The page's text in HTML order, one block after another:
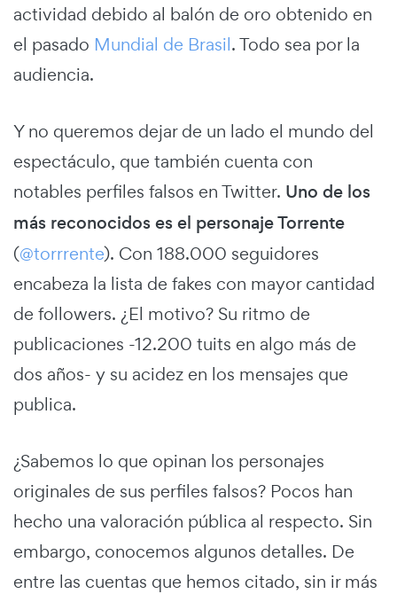
actividad debido al balón de oro obtenido en
el pasado Mundial de Brasil. Todo sea por la
audiencia.
Y no queremos dejar de un lado el mundo del
espectáculo, que también cuenta con
notables perfiles falsos en Twitter. Uno de los
más reconocidos es el personaje Torrente
(@torrrente). Con 188.000 seguidores
encabeza la lista de fakes con mayor cantidad
de followers. ¿El motivo? Su ritmo de
publicaciones -12.200 tuits en algo más de
dos años- y su acidez en los mensajes que
publica.
¿Sabemos lo que opinan los personajes
originales de sus perfiles falsos? Pocos han
hecho una valoración pública al respecto. Sin
embargo, conocemos algunos detalles. De
entre las cuentas que hemos citado, sin ir más